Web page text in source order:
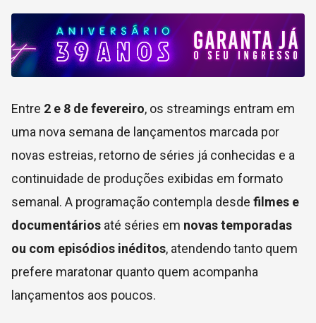
Entre 2 e 8 de fevereiro, os streamings entram em
uma nova semana de lançamentos marcada por
novas estreias, retorno de séries já conhecidas e a
continuidade de produções exibidas em formato
semanal. A programação contempla desde filmes e
documentários até séries em novas temporadas
ou com episódios inéditos, atendendo tanto quem
prefere maratonar quanto quem acompanha
lançamentos aos poucos.